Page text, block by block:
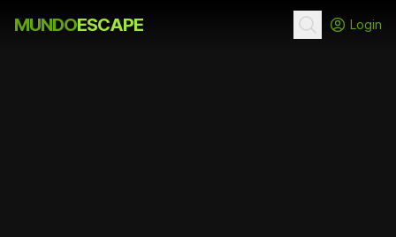
MUNDOESCAPE Login